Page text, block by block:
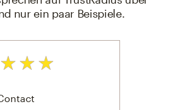
nur ein paar Beispiele.
5 von 5